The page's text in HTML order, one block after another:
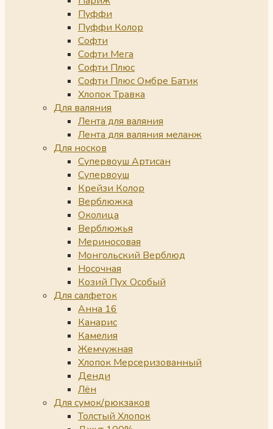
Пуффи
Пуффи Колор
Софти
Софти Мега
Софти Плюс
Софти Плюс Омбре Батик
Хлопок Травка
Для валяния
Лента для валяния
Лента для валяния меланж
Для носков
Супервоуш Артисан
Супервоуш
Крейзи Колор
Верблюжка
Околица
Верблюжья
Мериносовая
Монгольский Верблюд
Носочная
Козий Пух Особый
Для салфеток
Анна 16
Канарис
Камелия
Жемчужная
Хлопок Мерсеризованный
Денди
Лён
Для сумок/рюкзаков
Толстый Хлопок